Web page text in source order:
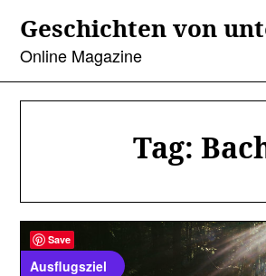
content
Geschichten von
Online Magazine
Tag:
Ausflugsziel
Save